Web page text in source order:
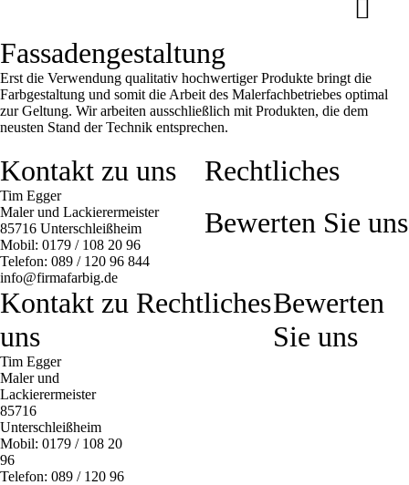
Fassadengestaltung
Erst die Verwendung qualitativ hochwertiger Produkte bringt die
Farbgestaltung und somit die Arbeit des Malerfachbetriebes optimal
zur Geltung. Wir arbeiten ausschließlich mit Produkten, die dem
neusten Stand der Technik entsprechen.
Kontakt zu uns
Tim Egger
Maler und Lackierermeister
85716 Unterschleißheim
Mobil: 0179 / 108 20 96
Telefon: 089 / 120 96 844
info@firmafarbig.de
Rechtliches
Bewerten Sie uns
Kontakt zu
uns
Tim Egger
Maler und
Lackierermeister
85716
Unterschleißheim
Mobil: 0179 / 108 20
96
Telefon: 089 / 120 96
RechtlichesBewerten
Sie uns